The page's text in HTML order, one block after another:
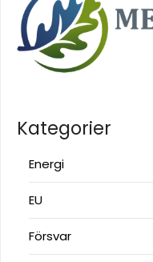
Kategorier
Energi
EU
Försvar